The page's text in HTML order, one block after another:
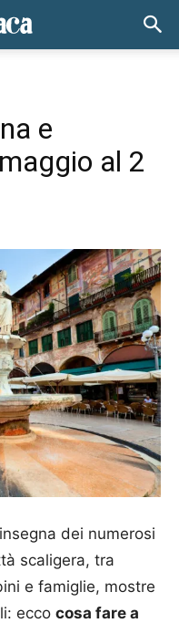
e
al 2
dei numerosi
scaligera, tra
e famiglie, mostre
ecco cosa fare a